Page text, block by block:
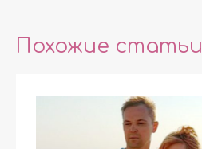
Похожие статьи